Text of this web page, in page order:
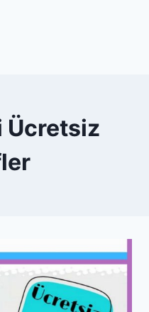
Ücretsiz